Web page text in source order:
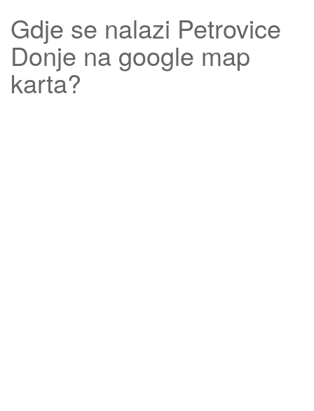
Gdje se nalazi Petrovice
Donje na google map
karta?